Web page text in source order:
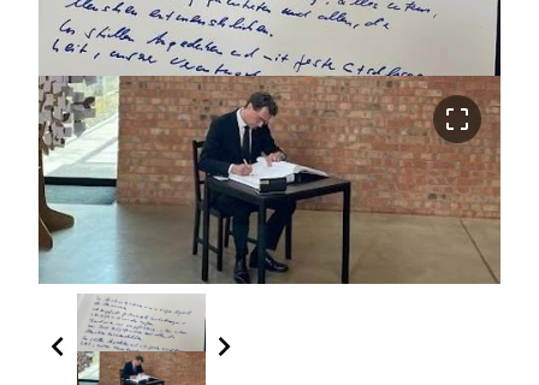
crop_free
chevron_left chevron_right